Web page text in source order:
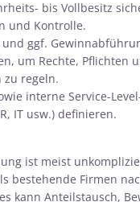
bis Vollbesitz
und Kontrolle.
ggf.
um Rechte, Pflichten
zu regeln.
interne Service-
IT usw.) definieren.
ist meist
bestehende Firmen
kann Anteilstausch,